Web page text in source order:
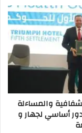
والمساءلة
أساسي لجهار و